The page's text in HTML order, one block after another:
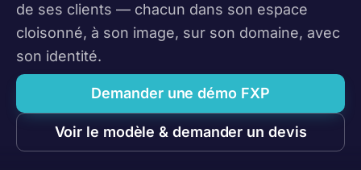
de ses clients — chacun dans son espace
cloisonné, à son image, sur son domaine, avec
son identité.
Demander une démo FXP
Voir le modèle & demander un devis